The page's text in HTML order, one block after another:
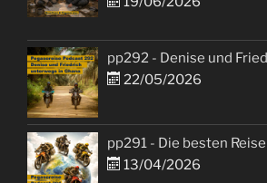
pp292 - Denise und
22/05/2026
pp291 - Die besten
13/04/2026